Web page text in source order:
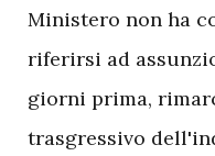
Ministero non ha
riferirsi ad
giorni prima,
trasgressivo